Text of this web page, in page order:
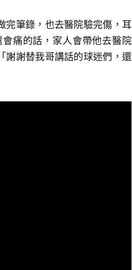
完筆錄，也去醫院驗完傷，耳
痛的話，家人會帶他去醫院
謝謝替我哥講話的球迷們，還